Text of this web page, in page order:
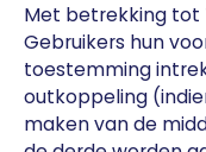
Met betrekking tot
Gebruikers hun
toestemming
outkoppeling
maken van de